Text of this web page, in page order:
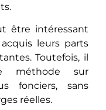
être intéressant
leurs parts
Toutefois, il
méthode sur
fonciers, sans
réelles.